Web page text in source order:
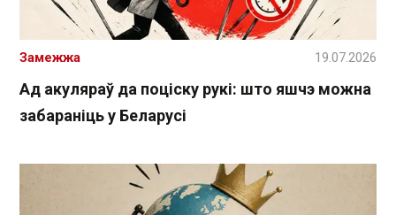
Ад акуляраў да поціску рукі: што яшчэ можна
забараніць у Беларусі
Замежжа 19.07.2026